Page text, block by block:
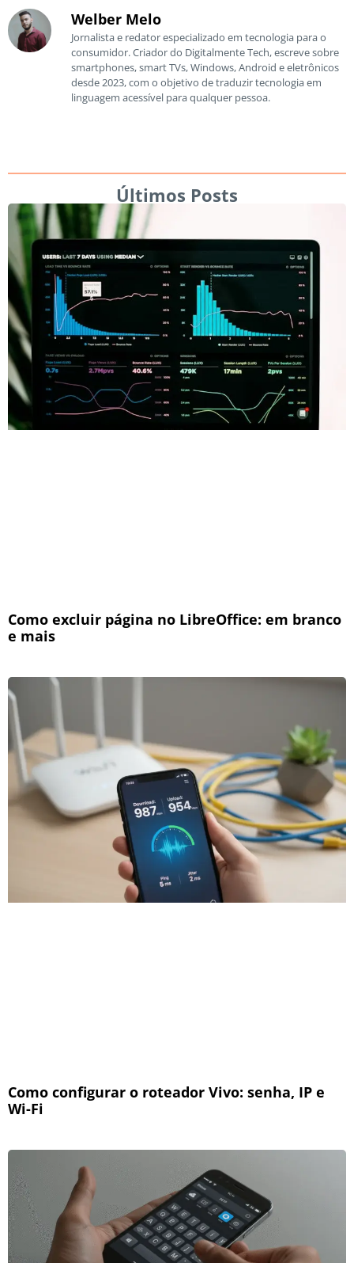
Welber Melo
Jornalista e redator especializado em tecnologia para o
consumidor. Criador do Digitalmente Tech, escreve sobre
smartphones, smart TVs, Windows, Android e eletrônicos
desde 2023, com o objetivo de traduzir tecnologia em
linguagem acessível para qualquer pessoa.
Últimos Posts
Como excluir página no LibreOffice: em branco
e mais
Como configurar o roteador Vivo: senha, IP e
Wi-Fi